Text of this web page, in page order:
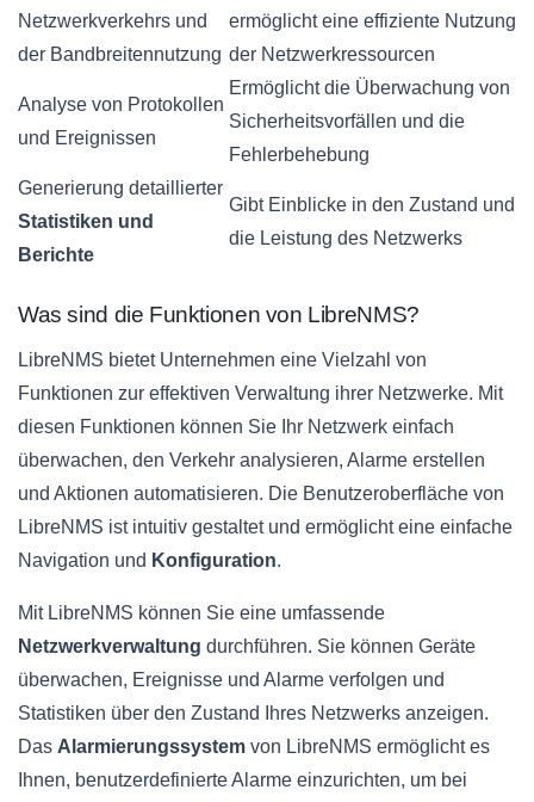
Netzwerkverkehrs und
der Bandbreitennutzung
ermöglicht eine effiziente Nutzung
der Netzwerkressourcen
Analyse von Protokollen
und Ereignissen
Ermöglicht die Überwachung von
Sicherheitsvorfällen und die
Fehlerbehebung
Generierung detaillierter
Statistiken und
Berichte
Gibt Einblicke in den Zustand und
die Leistung des Netzwerks
Was sind die Funktionen von LibreNMS?
LibreNMS bietet Unternehmen eine Vielzahl von
Funktionen zur effektiven Verwaltung ihrer Netzwerke. Mit
diesen Funktionen können Sie Ihr Netzwerk einfach
überwachen, den Verkehr analysieren, Alarme erstellen
und Aktionen automatisieren. Die Benutzeroberfläche von
LibreNMS ist intuitiv gestaltet und ermöglicht eine einfache
Navigation und Konfiguration.
Mit LibreNMS können Sie eine umfassende
Netzwerkverwaltung durchführen. Sie können Geräte
überwachen, Ereignisse und Alarme verfolgen und
Statistiken über den Zustand Ihres Netzwerks anzeigen.
Das Alarmierungssystem von LibreNMS ermöglicht es
Ihnen, benutzerdefinierte Alarme einzurichten, um bei